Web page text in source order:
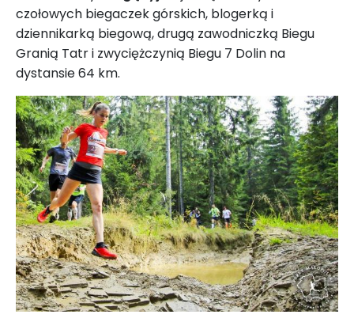
czołowych biegaczek górskich, blogerką i
dziennikarką biegową, drugą zawodniczką Biegu
Granią Tatr i zwyciężczynią Biegu 7 Dolin na
dystansie 64 km.